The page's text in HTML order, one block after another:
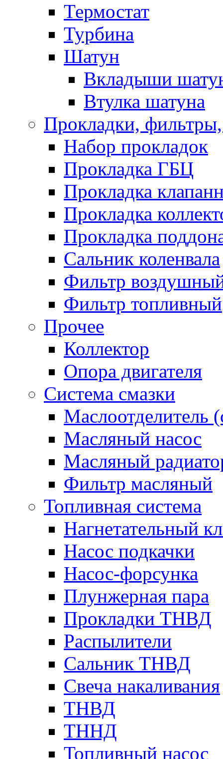
Термостат
Турбина
Шатун
Вкладыши
Втулка шатуна
Прокладки,
Набор прокладок
Прокладка ГБЦ
Прокладка
Прокладка
Прокладка
Сальник коленвала
Фильтр
Фильтр топливный
Прочее
Коллектор
Опора двигателя
Система смазки
Маслоотделитель
Масляный насос
Масляный
Фильтр масляный
Топливная система
Нагнетательный
Насос подкачки
Насос-форсунка
Плунжерная пара
Прокладки ТНВД
Распылители
Сальник ТНВД
Свеча накаливания
ТНВД
ТННД
Топливный насос